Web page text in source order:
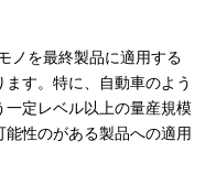
ノを最終製品に適用する
す。特に、自動車のよう
一定レベル以上の量産規模
性のがある製品への適用